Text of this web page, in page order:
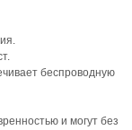
беспроводную
и могут без